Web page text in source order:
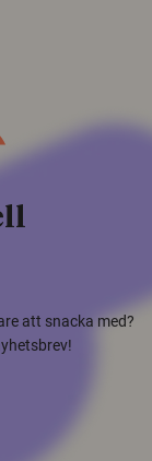
att snacka med?